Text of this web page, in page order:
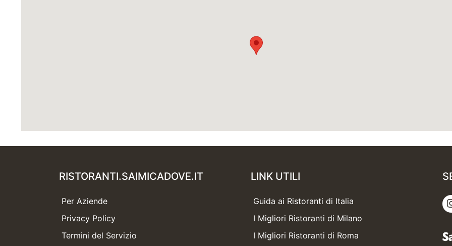
RISTORANTI.SAIMICADOVE.IT
Per Aziende
Privacy Policy
Termini del Servizio
LINK UTILI
Guida ai Ristoranti di Italia
I Migliori Ristoranti di Milano
I Migliori Ristoranti di Roma